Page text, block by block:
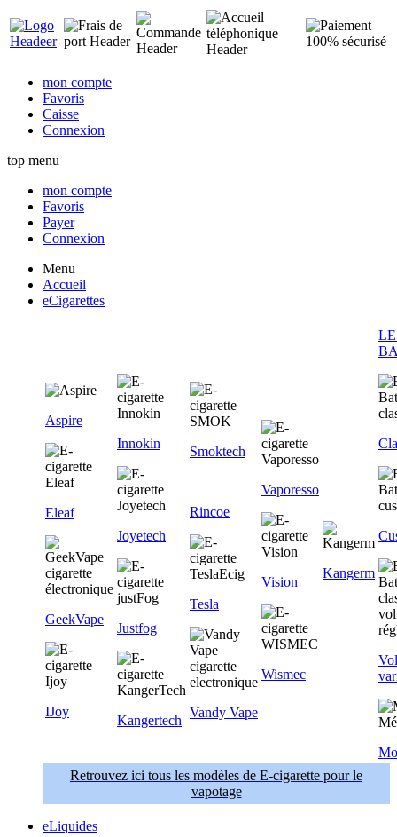
mon compte
Favoris
Caisse
Connexion
top menu
mon compte
Favoris
Payer
Connexion
Menu
Accueil
eCigarettes
Aspire
Eleaf
GeekVape
IJoy
Innokin
Joyetech
Justfog
Kangertech
Smoktech
Rincoe
Tesla
Vandy Vape
Vaporesso
Vision
Wismec
Kangerm
Retrouvez ici tous les modèles de E-cigarette pour le
vapotage
eLiquides